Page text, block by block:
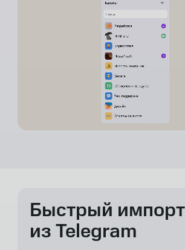
Быстрый импорт
из Telegram